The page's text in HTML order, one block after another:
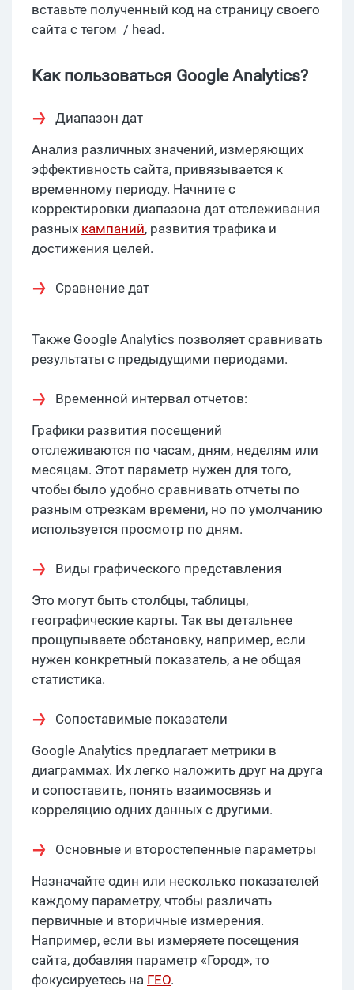
вставьте полученный код на страницу своего
сайта с тегом / head.
Как пользоваться Google Analytics?
Диапазон дат
Анализ различных значений, измеряющих
эффективность сайта, привязывается к
временному периоду. Начните с
корректировки диапазона дат отслеживания
разных кампаний, развития трафика и
достижения целей.
Сравнение дат
Также Google Analytics позволяет сравнивать
результаты с предыдущими периодами.
Временной интервал отчетов:
Графики развития посещений
отслеживаются по часам, дням, неделям или
месяцам. Этот параметр нужен для того,
чтобы было удобно сравнивать отчеты по
разным отрезкам времени, но по умолчанию
используется просмотр по дням.
Виды графического представления
Это могут быть столбцы, таблицы,
географические карты. Так вы детальнее
прощупываете обстановку, например, если
нужен конкретный показатель, а не общая
статистика.
Сопоставимые показатели
Google Analytics предлагает метрики в
диаграммах. Их легко наложить друг на друга
и сопоставить, понять взаимосвязь и
корреляцию одних данных с другими.
Основные и второстепенные параметры
Назначайте один или несколько показателей
каждому параметру, чтобы различать
первичные и вторичные измерения.
Например, если вы измеряете посещения
сайта, добавляя параметр «Город», то
фокусируетесь на ГЕО.